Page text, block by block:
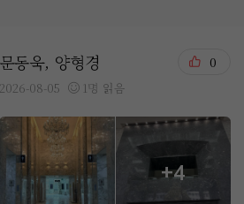
문동욱, 양형경
2026-08-05 1명 읽음
0
+4